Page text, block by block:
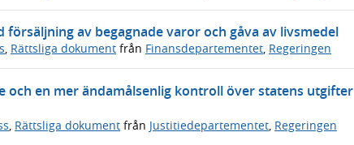
av begagnade varor och gåva av livsmedel
, Rättsliga dokument från Finansdepartementet, Regeringen
och en mer ändamålsenlig kontroll över statens utgifter
Rättsliga dokument från Justitiedepartementet Regeringen